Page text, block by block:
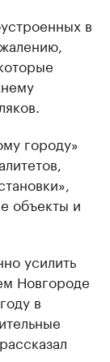
в
городу»
объекты и
усилить
Новгороде
в